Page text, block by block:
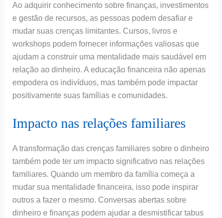
Ao adquirir conhecimento sobre finanças, investimentos
e gestão de recursos, as pessoas podem desafiar e
mudar suas crenças limitantes. Cursos, livros e
workshops podem fornecer informações valiosas que
ajudam a construir uma mentalidade mais saudável em
relação ao dinheiro. A educação financeira não apenas
empodera os indivíduos, mas também pode impactar
positivamente suas famílias e comunidades.
Impacto nas relações familiares
A transformação das crenças familiares sobre o dinheiro
também pode ter um impacto significativo nas relações
familiares. Quando um membro da família começa a
mudar sua mentalidade financeira, isso pode inspirar
outros a fazer o mesmo. Conversas abertas sobre
dinheiro e finanças podem ajudar a desmistificar tabus